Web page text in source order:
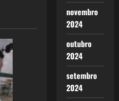
novembro
2024
outubro
2024
setembro
2024